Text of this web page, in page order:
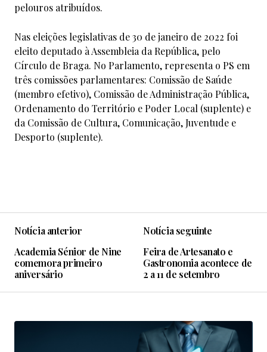
pelouros atribuídos.
Nas eleições legislativas de 30 de janeiro de 2022 foi
eleito deputado à Assembleia da República, pelo
Círculo de Braga. No Parlamento, representa o PS em
três comissões parlamentares: Comissão de Saúde
(membro efetivo), Comissão de Administração Pública,
Ordenamento do Território e Poder Local (suplente) e
da Comissão de Cultura, Comunicação, Juventude e
Desporto (suplente).
Notícia anterior
Academia Sénior de Nine
comemora primeiro
aniversário
Notícia seguinte
Feira de Artesanato e
Gastronomia acontece de
2 a 11 de setembro